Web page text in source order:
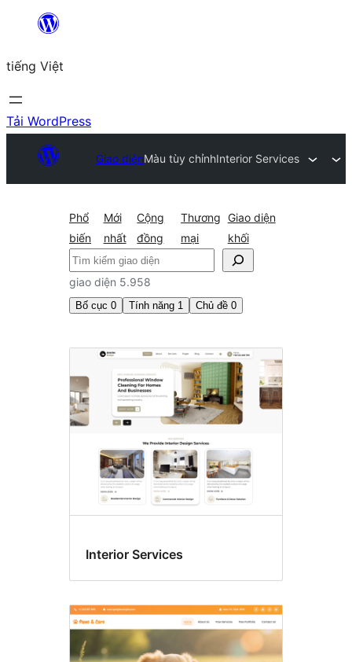
Chuyển
phần
nội
dung
tiếng Việt
Tải WordPress
Giao diệnMàu tùy chỉnhInterior Services
Phổ
biến
Mới
nhất
Cộng
đồng
Thương
mại
Giao diện
khối
Tìm
kiếm
giao diện 5.958
Bố cục 0 Tính năng 1 Chủ đề 0
Màu
tùy
chỉnh
Interior Services